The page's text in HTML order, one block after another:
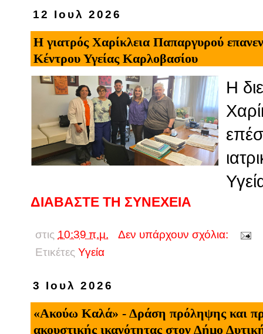
12 Ιουλ 2026
Η γιατρός Χαρίκλεια Παπαργυρού
Κέντρου Υγείας Καρλοβασίου
Η
ΔΙΑΒΑΣΤΕ ΤΗ ΣΥΝΕΧΕΙΑ
στις 10:39 π.μ.
Δεν υπάρχουν σχόλια:
Ετικέτες Υγεία
3 Ιουλ 2026
«Ακούω Καλά» - Δράση πρόληψης και
ακουστικής ικανότητας στον Δήμο